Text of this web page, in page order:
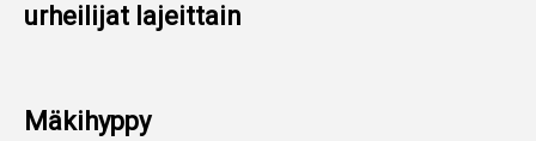
urheilijat lajeittain
Mäkihyppy